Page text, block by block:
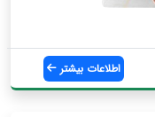
اطلاعات بیشتر